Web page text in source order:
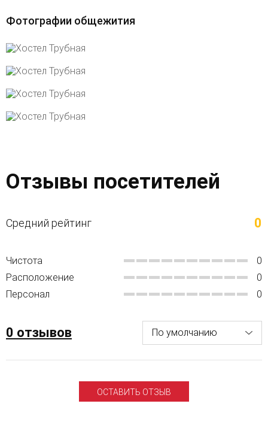
Фотографии общежития
Отзывы посетителей
Средний рейтинг 0
Чистота
0
Расположение
0
Персонал
0
0 отзывов
ОСТАВИТЬ ОТЗЫВ